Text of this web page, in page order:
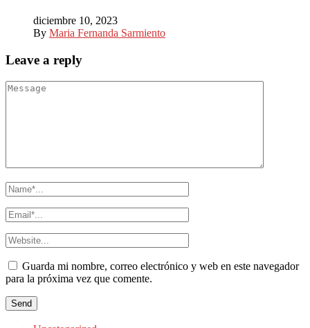
diciembre 10, 2023
By Maria Fernanda Sarmiento
Leave a reply
Guarda mi nombre, correo electrónico y web en este navegador
para la próxima vez que comente.